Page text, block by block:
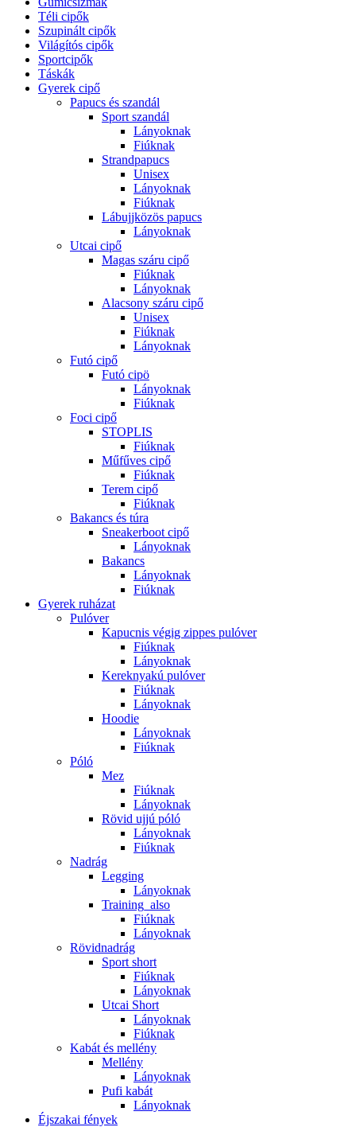
Téli cipők
Szupinált cipők
Világítós cipők
Sportcipők
Táskák
Gyerek cipő
Papucs és szandál
Sport szandál
Lányoknak
Fiúknak
Strandpapucs
Unisex
Lányoknak
Fiúknak
Lábujjközös papucs
Lányoknak
Utcai cipő
Magas száru cipő
Fiúknak
Lányoknak
Alacsony száru cipő
Unisex
Fiúknak
Lányoknak
Futó cipő
Futó cipö
Lányoknak
Fiúknak
Foci cipő
STOPLIS
Fiúknak
Műfűves cipő
Fiúknak
Terem cipő
Fiúknak
Bakancs és túra
Sneakerboot cipő
Lányoknak
Bakancs
Lányoknak
Fiúknak
Gyerek ruházat
Pulóver
Kapucnis végig zippes pulóver
Fiúknak
Lányoknak
Kereknyakú pulóver
Fiúknak
Lányoknak
Hoodie
Lányoknak
Fiúknak
Póló
Mez
Fiúknak
Lányoknak
Rövid ujjú póló
Lányoknak
Fiúknak
Nadrág
Legging
Lányoknak
Training_also
Fiúknak
Lányoknak
Rövidnadrág
Sport short
Fiúknak
Lányoknak
Utcai Short
Lányoknak
Fiúknak
Kabát és mellény
Mellény
Lányoknak
Pufi kabát
Lányoknak
Éjszakai fények